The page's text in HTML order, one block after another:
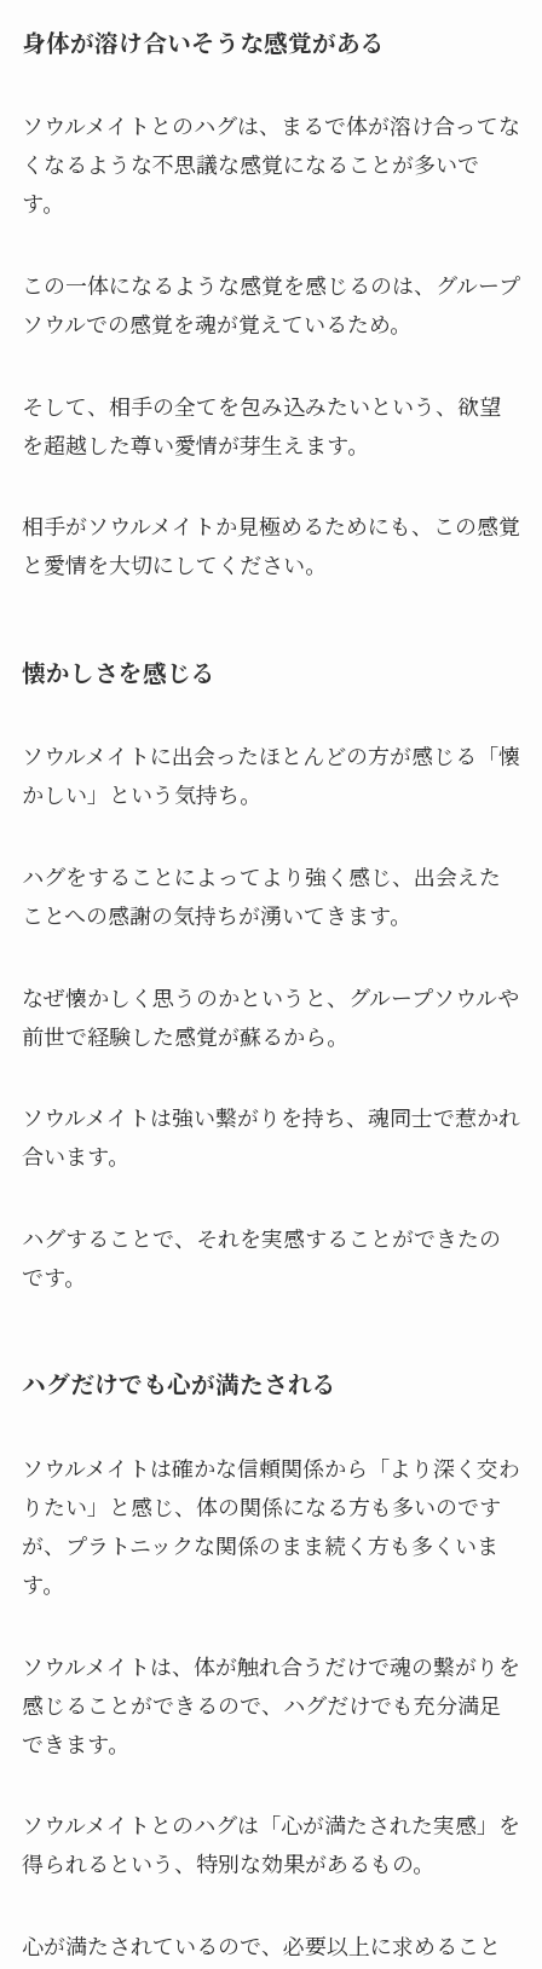
身体が溶け合いそうな感覚がある
ソウルメイトとのハグは、まるで体が溶け合ってな
くなるような不思議な感覚になることが多いで
す。
この一体になるような感覚を感じるのは、グループ
ソウルでの感覚を魂が覚えているため。
そして、相手の全てを包み込みたいという、欲望
を超越した尊い愛情が芽生えます。
相手がソウルメイトか見極めるためにも、この感覚
と愛情を大切にしてください。
懐かしさを感じる
ソウルメイトに出会ったほとんどの方が感じる「懐
かしい」という気持ち。
ハグをすることによってより強く感じ、出会えた
ことへの感謝の気持ちが湧いてきます。
なぜ懐かしく思うのかというと、グループソウルや
前世で経験した感覚が蘇るから。
ソウルメイトは強い繋がりを持ち、魂同士で惹かれ
合います。
ハグすることで、それを実感することができたの
です。
ハグだけでも心が満たされる
ソウルメイトは確かな信頼関係から「より深く交わ
りたい」と感じ、体の関係になる方も多いのです
が、プラトニックな関係のまま続く方も多くいま
す。
ソウルメイトは、体が触れ合うだけで魂の繋がりを
感じることができるので、ハグだけでも充分満足
できます。
ソウルメイトとのハグは「心が満たされた実感」を
得られるという、特別な効果があるもの。
心が満たされているので、必要以上に求めること